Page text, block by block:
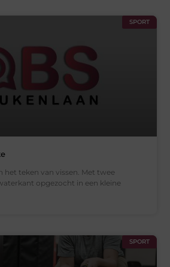
SPORT
het teken van vissen. Met twee
opgezocht in een kleine
SPORT